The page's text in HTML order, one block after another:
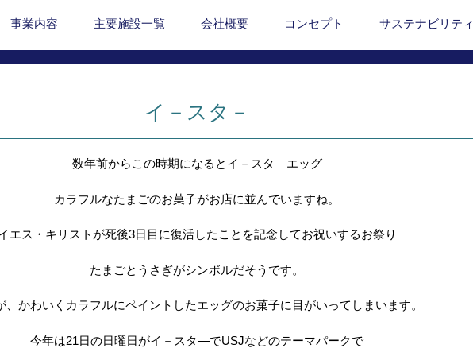
事業内容 主要施設一覧 会社概要 コンセプト サステナビリティ
イ－スタ－
数年前からこの時期になるとイ－スタ―エッグ
カラフルなたまごのお菓子がお店に並んでいますね。
エス・キリストが死後3日目に復活したことを記念してお祝いするお祭り
たまごとうさぎがシンボルだそうです。
、かわいくカラフルにペイントしたエッグのお菓子に目がいってしまいます。
今年は21日の日曜日がイ－スタ―でUSJなどのテーマパークで